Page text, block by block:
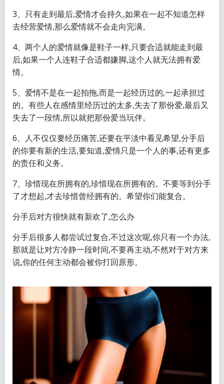
3、只有走到最后,爱情才会持久,如果在一起不知道怎样
去经营爱情,那么爱情就不会走向完满。
4、两个人的爱情就像是鞋子一样,只要合适就能走到最
后,如果一个人连鞋子合适都嫌脚,这个人就无法拥有爱
情。
5、爱情不是在一起拍拖,而是一起经历过的,一起承担过
的。有些人在感情里经历过的太多,失去了那份爱,最后又
失去了一段情,所以就把那份爱当玩伴。
6、人不仅仅要经历痛苦,还要在平淡中看见希望,分手后
的你要有新的生活,要知道,爱情只是一个人的事,还有更多
的责任和义务。
7、珍惜现在所拥有的,珍惜现在所拥有的。不要等到分手
了才想起,才去珍惜曾经拥有的。希望你们能复合。
分手后对方很快就有新欢了,怎么办
分手后很多人都尝试过复合,不过这次呢,你只有一个办法,
那就是让对方冷静一段时间,不要再主动,不然对于对方来
说,你的任何主动都会被你打回原形。